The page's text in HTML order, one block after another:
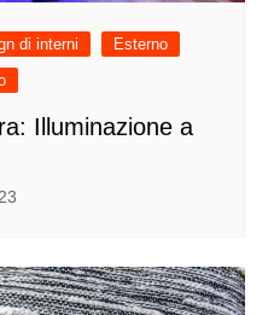
di interni
Esterno
Illuminazione a